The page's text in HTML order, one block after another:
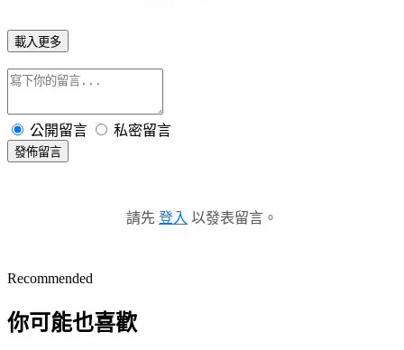
載入更多
公開留言 私密留言
發佈留言
請先 登入 以發表留言。
Recommended
你可能也喜歡